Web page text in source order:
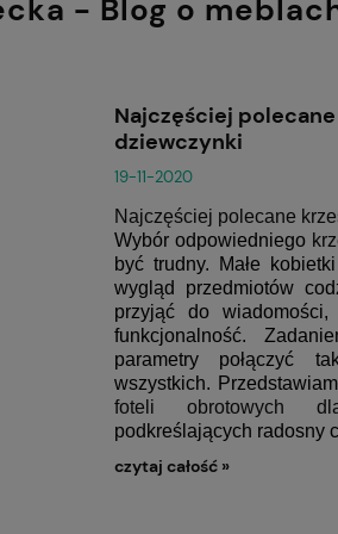
- Blog o
Najczęściej
dziewczynki
19-11-2020
Najczęściej polecane
Wybór odpowiedniego
być trudny. Małe
wygląd przedmiotów
przyjąć do
funkcjonalność.
parametry połączyć
wszystkich.
foteli obrotowych
podkreślających radosny
czytaj całość »